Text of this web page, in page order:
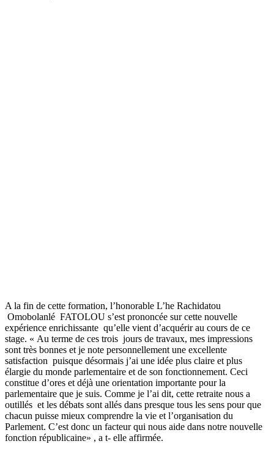
A la fin de cette formation, l’honorable L’he Rachidatou
Omobolanlé FATOLOU s’est prononcée sur cette nouvelle
expérience enrichissante qu’elle vient d’acquérir au cours de ce
stage. « Au terme de ces trois jours de travaux, mes impressions
sont très bonnes et je note personnellement une excellente
satisfaction puisque désormais j’ai une idée plus claire et plus
élargie du monde parlementaire et de son fonctionnement. Ceci
constitue d’ores et déjà une orientation importante pour la
parlementaire que je suis. Comme je l’ai dit, cette retraite nous a
outillés et les débats sont allés dans presque tous les sens pour que
chacun puisse mieux comprendre la vie et l’organisation du
Parlement. C’est donc un facteur qui nous aide dans notre nouvelle
fonction républicaine» , a t- elle affirmée.